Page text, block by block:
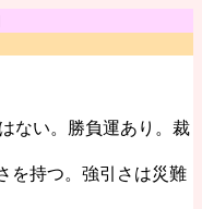
ない。勝負運あり。裁
を持つ。強引さは災難